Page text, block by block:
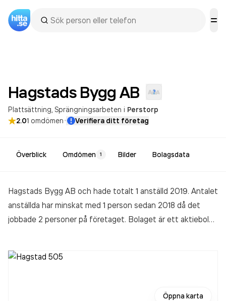
Hagstads Bygg AB
Plattsättning Sprängningsarbeten i Perstorp
2.01 omdömen· Verifiera ditt företag
Överblick Omdömen 1 Bilder Bolagsdata
Hagstads Bygg AB och hade totalt 1 anställd 2019. Antalet
anställda har minskat med 1 person sedan 2018 då det
jobbade 2 personer på företaget. Bolaget är ett aktiebolag
Öppna karta